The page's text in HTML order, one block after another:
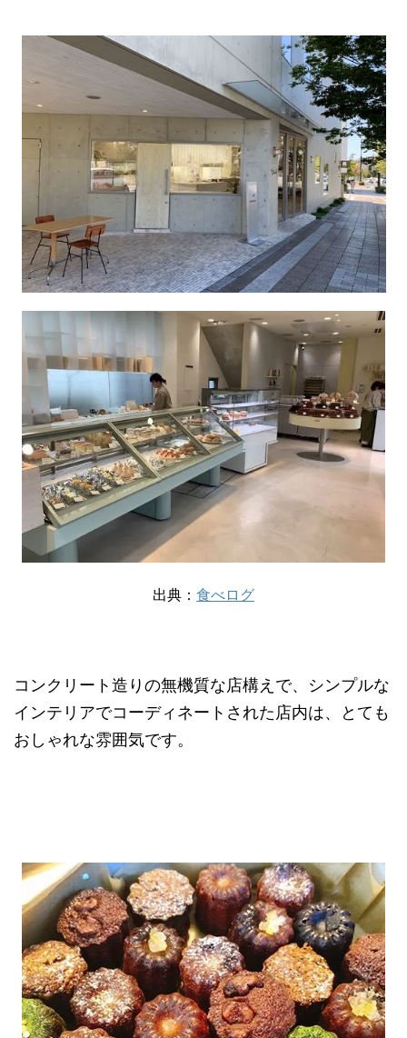
出典： 食べログ
コンクリート造りの無機質な店構えで、シンプルな
インテリアでコーディネートされた店内は、とても
おしゃれな雰囲気です。